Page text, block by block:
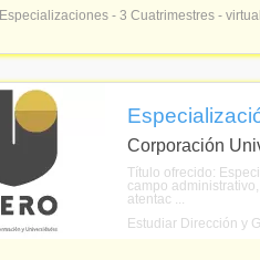
Especializaciones - 3 Cuatrimestres - virtual
Corporación
Título ofrecido:
campo
atentac ...
Estudiar Dirección y